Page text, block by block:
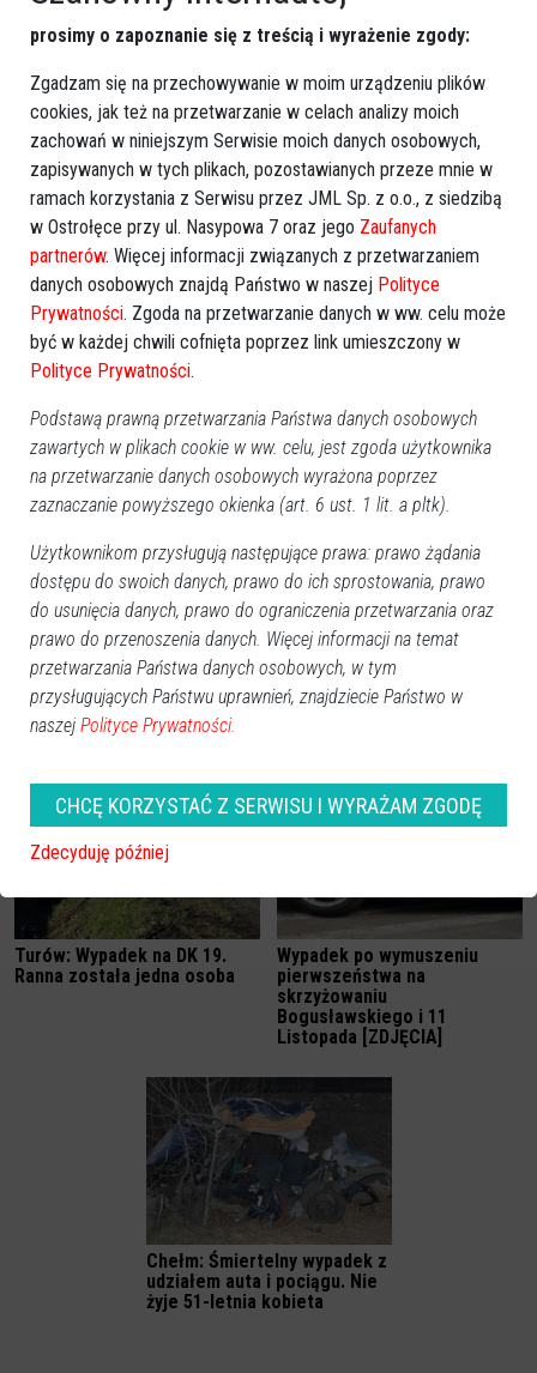
Zobacz również
Wypadek drogowy w
Jazgarce. Trzy osoby trafiły
do szpitala
Ostrołęka: Potrącenie
pieszej przy ulicy
Goworowskiej [ZDJĘCIA]
Wypadek ciężarówki w
Komornikach. Świnie
rozbiegły się po polu (wideo)
Poważny wypadek na DK-61
między Ostrołęką a Łomżą.
Turów: Wypadek na DK 19.
Ranna została jedna osoba
Wypadek po wymuszeniu
pierwszeństwa na
skrzyżowaniu
Bogusławskiego i 11
Listopada [ZDJĘCIA]
Chełm: Śmiertelny wypadek z
udziałem auta i pociągu. Nie
żyje 51-letnia kobieta
prosimy o zapoznanie się z treścią i wyrażenie zgody:
Zgadzam się na przechowywanie w moim urządzeniu plików
cookies, jak też na przetwarzanie w celach analizy moich
zachowań w niniejszym Serwisie moich danych osobowych,
zapisywanych w tych plikach, pozostawianych przeze mnie w
ramach korzystania z Serwisu przez JML Sp. z o.o., z siedzibą
w Ostrołęce przy ul. Nasypowa 7 oraz jego Zaufanych
partnerów. Więcej informacji związanych z przetwarzaniem
danych osobowych znajdą Państwo w naszej Polityce
Prywatności. Zgoda na przetwarzanie danych w ww. celu może
być w każdej chwili cofnięta poprzez link umieszczony w
Polityce Prywatności.
Podstawą prawną przetwarzania Państwa danych osobowych
zawartych w plikach cookie w ww. celu, jest zgoda użytkownika
na przetwarzanie danych osobowych wyrażona poprzez
zaznaczanie powyższego okienka (art. 6 ust. 1 lit. a pltk).
Użytkownikom przysługują następujące prawa: prawo żądania
dostępu do swoich danych, prawo do ich sprostowania, prawo
do usunięcia danych, prawo do ograniczenia przetwarzania oraz
prawo do przenoszenia danych. Więcej informacji na temat
przetwarzania Państwa danych osobowych, w tym
przysługujących Państwu uprawnień, znajdziecie Państwo w
naszej Polityce Prywatności.
CHCĘ KORZYSTAĆ Z SERWISU I WYRAŻAM ZGODĘ
Zdecyduję później